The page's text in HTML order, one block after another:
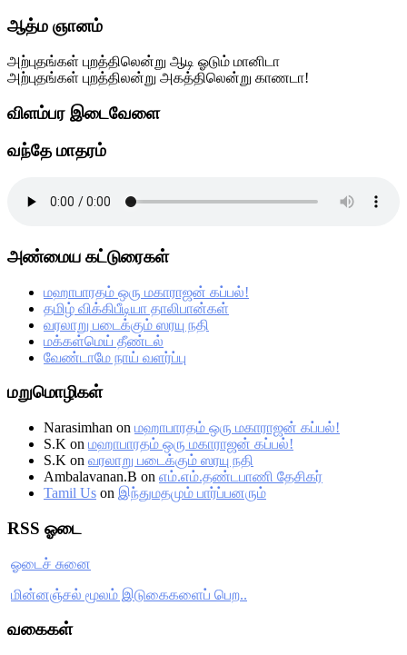
Primary
ஆத்ம ஞானம்
அற்புதங்கள் புறத்திலென்று ஆடி ஓடும் மானிடா
அற்புதங்கள் புறத்திலன்று அகத்திலென்று காணடா!
விளம்பர இடைவேளை
வந்தே மாதரம்
அண்மைய கட்டுரைகள்
மஹாபாரதம் ஒரு மகாராஜன் கப்பல்!
தமிழ் விக்கிபீடியா தாலிபான்கள்
வரலாறு படைக்கும் ஸரயு நதி
மக்கள்மெய் தீண்டல்
வேண்டாமே நாய் வளர்ப்பு
மறுமொழிகள்
Narasimhan on மஹாபாரதம் ஒரு மகாராஜன் கப்பல்!
S.K on மஹாபாரதம் ஒரு மகாராஜன் கப்பல்!
S.K on வரலாறு படைக்கும் ஸரயு நதி
Ambalavanan.B on எம்.எம்.தண்டபாணி தேசிகர்
Tamil Us on இந்துமதமும் பார்ப்பனரும்
RSS ஓடை
ஓடைச் சுனை
மின்னஞ்சல் மூலம் இடுகைகளைப் பெற..
வகைகள்